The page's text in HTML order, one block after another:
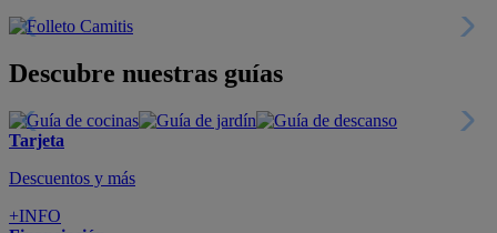
Descubre nuestras guías
Tarjeta
Descuentos y más
+INFO